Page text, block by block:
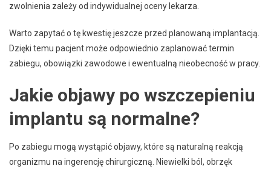
zwolnienia zależy od indywidualnej oceny lekarza.
Warto zapytać o tę kwestię jeszcze przed planowaną implantacją.
Dzięki temu pacjent może odpowiednio zaplanować termin
zabiegu, obowiązki zawodowe i ewentualną nieobecność w pracy.
Jakie objawy po wszczepieniu
implantu są normalne?
Po zabiegu mogą wystąpić objawy, które są naturalną reakcją
organizmu na ingerencję chirurgiczną. Niewielki ból, obrzęk